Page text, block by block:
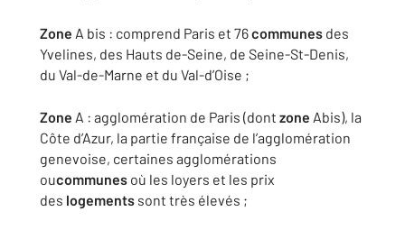
Zone A bis : comprend Paris et 76communes des
Yvelines, des Hauts de-Seine, de Seine-St-Denis,
du Val-de-Marne et du Val-d’Oise ;
Zone A : agglomération de Paris (dont zone Abis), la
Côte d’Azur, la partie française de l’agglomération
genevoise, certaines agglomérations
oucommunes où les loyers et les prix
des logements sont très élevés ;